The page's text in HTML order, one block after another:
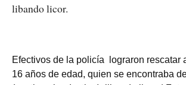
libando licor.
Efectivos de la policía lograron rescatar
16 años de edad, quien se encontraba